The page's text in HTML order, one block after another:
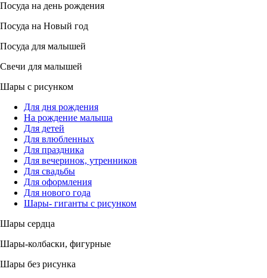
Посуда на день рождения
Посуда на Новый год
Посуда для малышей
Свечи для малышей
Шары с рисунком
Для дня рождения
На рождение малыша
Для детей
Для влюбленных
Для праздника
Для вечеринок, утренников
Для свадьбы
Для оформления
Для нового года
Шары- гиганты с рисунком
Шары сердца
Шары-колбаски, фигурные
Шары без рисунка